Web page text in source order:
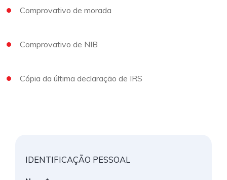
Comprovativo de morada
Comprovativo de NIB
Cópia da última declaração de IRS
IDENTIFICAÇÃO PESSOAL